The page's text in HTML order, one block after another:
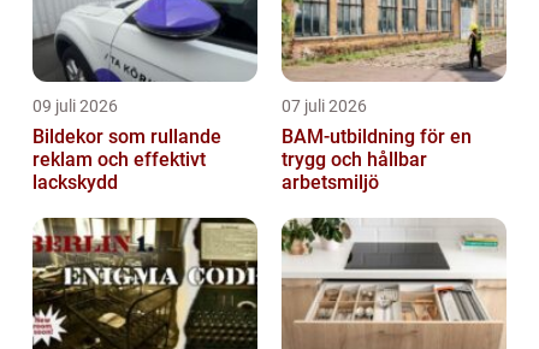
09 juli 2026
Bildekor som rullande
reklam och effektivt
lackskydd
07 juli 2026
BAM-utbildning för en
trygg och hållbar
arbetsmiljö